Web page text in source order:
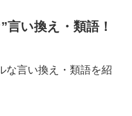
い換え・類語！
な言い換え・類語を紹